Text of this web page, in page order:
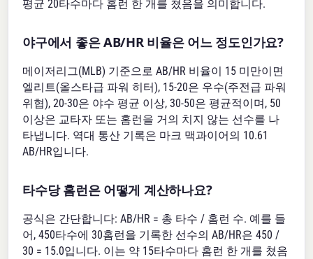
평균 20타수마다 홈런 한 개를 쳤음을 의미합니다.
야구에서 좋은 AB/HR 비율은 어느 정도인가요?
메이저리그(MLB) 기준으로 AB/HR 비율이 15 미만이면
엘리트(올스타급 파워 히터), 15-20은 우수(주전급 파워
위협), 20-30은 야수 평균 이상, 30-50은 평균적이며, 50
이상은 교타자 또는 홈런을 거의 치지 않는 선수를 나
타냅니다. 역대 통산 기록은 마크 맥과이어의 10.61
AB/HR입니다.
타수당 홈런은 어떻게 계산하나요?
공식은 간단합니다: AB/HR = 총 타수 / 홈런 수. 예를 들
어, 450타수에 30홈런을 기록한 선수의 AB/HR은 450 /
30 = 15.0입니다. 이는 약 15타수마다 홈런 한 개를 쳤음